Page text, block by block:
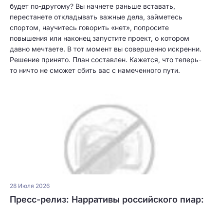
будет по-другому? Вы начнете раньше вставать,
перестанете откладывать важные дела, займетесь
спортом, научитесь говорить «нет», попросите
повышения или наконец запустите проект, о котором
давно мечтаете. В тот момент вы совершенно искренни.
Решение принято. План составлен. Кажется, что теперь-
то ничто не сможет сбить вас с намеченного пути.
28 Июля 2026
Пресс-релиз: Нарративы российского пиар: